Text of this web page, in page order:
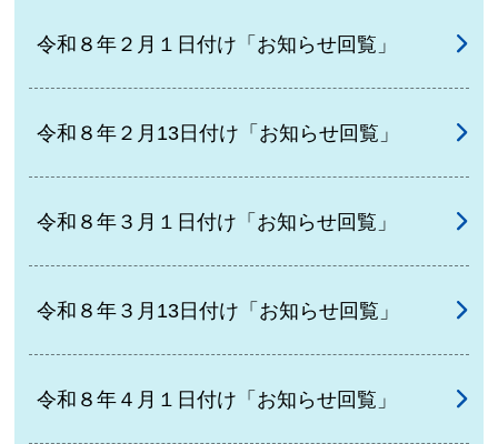
令和８年２月１日付け「お知らせ回覧」
令和８年２月13日付け「お知らせ回覧」
令和８年３月１日付け「お知らせ回覧」
令和８年３月13日付け「お知らせ回覧」
令和８年４月１日付け「お知らせ回覧」